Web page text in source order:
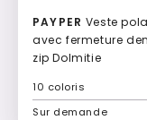
PAYPER
avec fermeture
zip Dolmitie
Sur demande
10 coloris